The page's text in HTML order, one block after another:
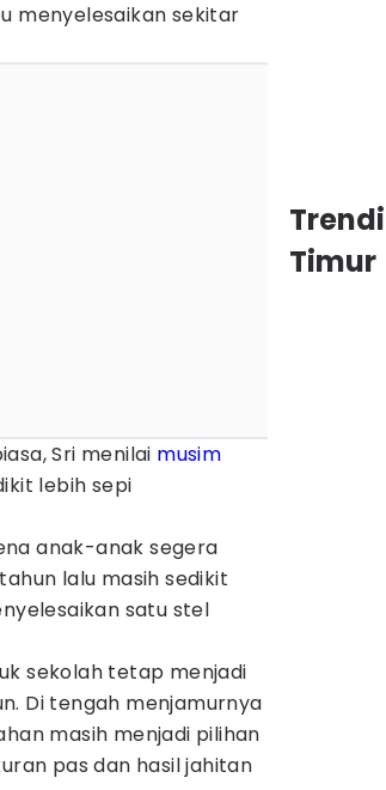
menyelesaikan sekitar
Sri menilai musim
lebih sepi
anak-anak segera
lalu masih sedikit
satu stel
sekolah tetap menjadi
Di tengah menjamurnya
masih menjadi pilihan
pas dan hasil jahitan
Timur